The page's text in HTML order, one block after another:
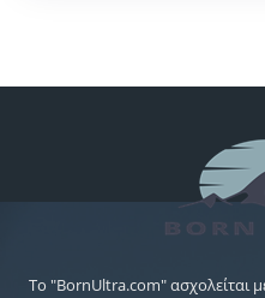
Το "BornUltra.com" ασχολείται